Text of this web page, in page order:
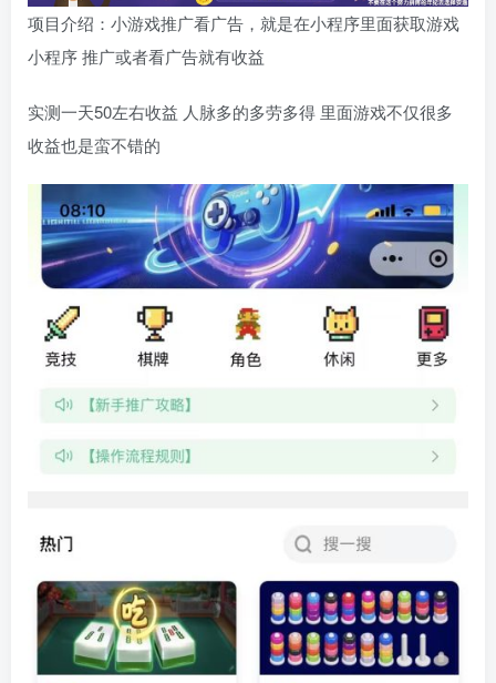
项目介绍：小游戏推广看广告，就是在小程序里面获取游戏
小程序 推广或者看广告就有收益
实测一天50左右收益 人脉多的多劳多得 里面游戏不仅很多
收益也是蛮不错的